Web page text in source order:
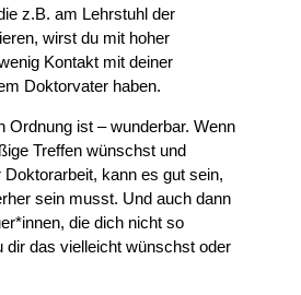
z.B. am Lehrstuhl der
wirst du mit hoher
Kontakt mit deiner
Doktorvater haben.
Ordnung ist – wunderbar. Wenn
Treffen wünschst und
kann es gut sein,
sein musst. Und auch dann
die dich nicht so
dir das vielleicht wünschst oder